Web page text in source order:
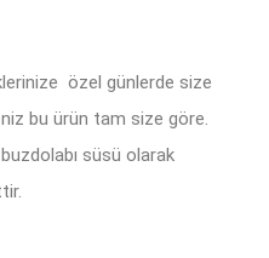
özel günlerde size
bu ürün tam size göre.
süsü olarak